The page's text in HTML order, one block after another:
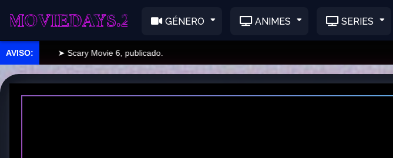
GÉNERO ANIMES SERIES
➤ Scary Movie 6, publicado.